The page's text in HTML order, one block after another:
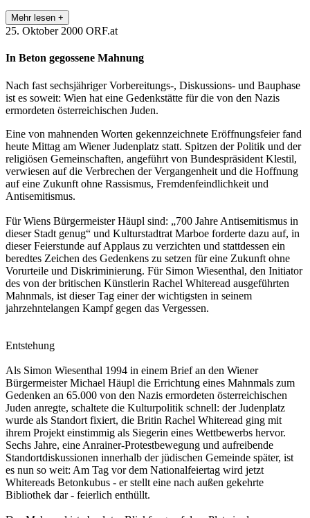
Mehr lesen +
25. Oktober 2000 ORF.at
In Beton gegossene Mahnung
Nach fast sechsjähriger Vorbereitungs-, Diskussions- und Bauphase
ist es soweit: Wien hat eine Gedenkstätte für die von den Nazis
ermordeten österreichischen Juden.
Eine von mahnenden Worten gekennzeichnete Eröffnungsfeier fand
heute Mittag am Wiener Judenplatz statt. Spitzen der Politik und der
religiösen Gemeinschaften, angeführt von Bundespräsident Klestil,
verwiesen auf die Verbrechen der Vergangenheit und die Hoffnung
auf eine Zukunft ohne Rassismus, Fremdenfeindlichkeit und
Antisemitismus.
Für Wiens Bürgermeister Häupl sind: „700 Jahre Antisemitismus in
dieser Stadt genug“ und Kulturstadtrat Marboe forderte dazu auf, in
dieser Feierstunde auf Applaus zu verzichten und stattdessen ein
beredtes Zeichen des Gedenkens zu setzen für eine Zukunft ohne
Vorurteile und Diskriminierung. Für Simon Wiesenthal, den Initiator
des von der britischen Künstlerin Rachel Whiteread ausgeführten
Mahnmals, ist dieser Tag einer der wichtigsten in seinem
jahrzehntelangen Kampf gegen das Vergessen.
Entstehung
Als Simon Wiesenthal 1994 in einem Brief an den Wiener
Bürgermeister Michael Häupl die Errichtung eines Mahnmals zum
Gedenken an 65.000 von den Nazis ermordeten österreichischen
Juden anregte, schaltete die Kulturpolitik schnell: der Judenplatz
wurde als Standort fixiert, die Britin Rachel Whiteread ging mit
ihrem Projekt einstimmig als Siegerin eines Wettbewerbs hervor.
Sechs Jahre, eine Anrainer-Protestbewegung und aufreibende
Standortdiskussionen innerhalb der jüdischen Gemeinde später, ist
es nun so weit: Am Tag vor dem Nationalfeiertag wird jetzt
Whitereads Betonkubus - er stellt eine nach außen gekehrte
Bibliothek dar - feierlich enthüllt.